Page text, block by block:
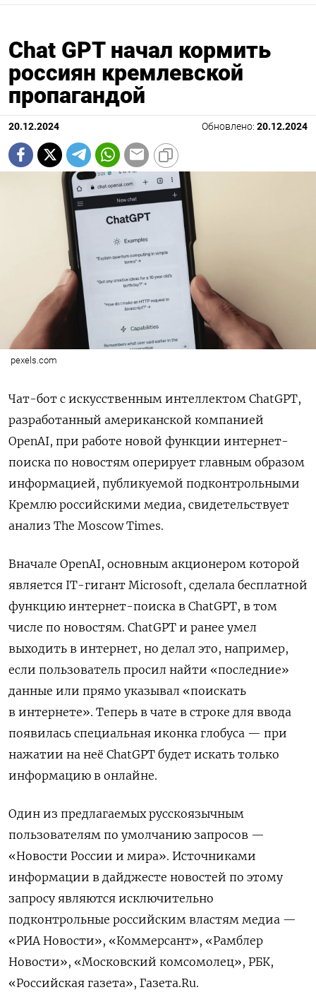
Chat GPT начал кормить
россиян кремлевской
пропагандой
20.12.2024 Обновлено: 20.12.2024
pexels.com
Чат-бот с искусственным интеллектом ChatGPT,
разработанный американской компанией
OpenAI, при работе новой функции интернет-
поиска по новостям оперирует главным образом
информацией, публикуемой подконтрольными
Кремлю российскими медиа, свидетельствует
анализ The Moscow Times.
Вначале OpenAI, основным акционером которой
является IT-гигант Microsoft, сделала бесплатной
функцию интернет-поиска в ChatGPT, в том
числе по новостям. ChatGPT и ранее умел
выходить в интернет, но делал это, например,
если пользователь просил найти «последние»
данные или прямо указывал «поискать
в интернете». Теперь в чате в строке для ввода
появилась специальная иконка глобуса — при
нажатии на неё ChatGPT будет искать только
информацию в онлайне.
Один из предлагаемых русскоязычным
пользователям по умолчанию запросов —
«Новости России и мира». Источниками
информации в дайджесте новостей по этому
запросу являются исключительно
подконтрольные российским властям медиа —
«РИА Новости», «Коммерсант», «Рамблер
Новости», «Московский комсомолец», РБК,
«Российская газета», Газета.Ru.